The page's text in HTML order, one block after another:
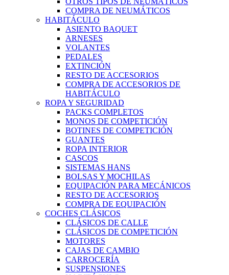
COMPRA DE NEUMÁTICOS
HABITÁCULO
ASIENTO BAQUET
ARNESES
VOLANTES
PEDALES
EXTINCIÓN
RESTO DE ACCESORIOS
COMPRA DE ACCESORIOS DE
HABITÁCULO
ROPA Y SEGURIDAD
PACKS COMPLETOS
MONOS DE COMPETICIÓN
BOTINES DE COMPETICIÓN
GUANTES
ROPA INTERIOR
CASCOS
SISTEMAS HANS
BOLSAS Y MOCHILAS
EQUIPACIÓN PARA MECÁNICOS
RESTO DE ACCESORIOS
COMPRA DE EQUIPACIÓN
COCHES CLÁSICOS
CLÁSICOS DE CALLE
CLÁSICOS DE COMPETICIÓN
MOTORES
CAJAS DE CAMBIO
CARROCERÍA
SUSPENSIONES